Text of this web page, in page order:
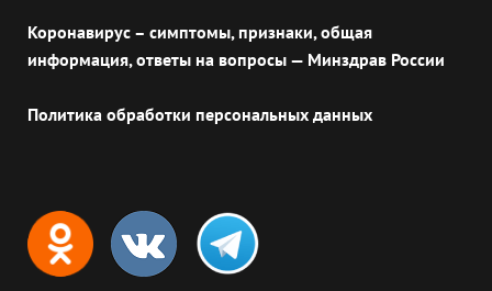
Коронавирус – симптомы, признаки, общая
информация, ответы на вопросы — Минздрав России
Политика обработки персональных данных